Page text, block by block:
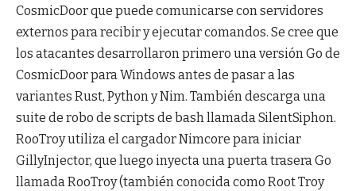
CosmicDoor que puede comunicarse con servidores
externos para recibir y ejecutar comandos. Se cree que
los atacantes desarrollaron primero una versión Go de
CosmicDoor para Windows antes de pasar a las
variantes Rust, Python y Nim. También descarga una
suite de robo de scripts de bash llamada SilentSiphon.
RooTroy utiliza el cargador Nimcore para iniciar
GillyInjector, que luego inyecta una puerta trasera Go
llamada RooTroy (también conocida como Root Troy